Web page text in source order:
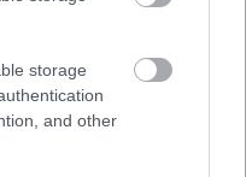
storage
and other
De ezután
eljutni. Örültem,
mert az már azt
És igen, egyszer
Ott még kicsit kellett
csodálatos módon ez